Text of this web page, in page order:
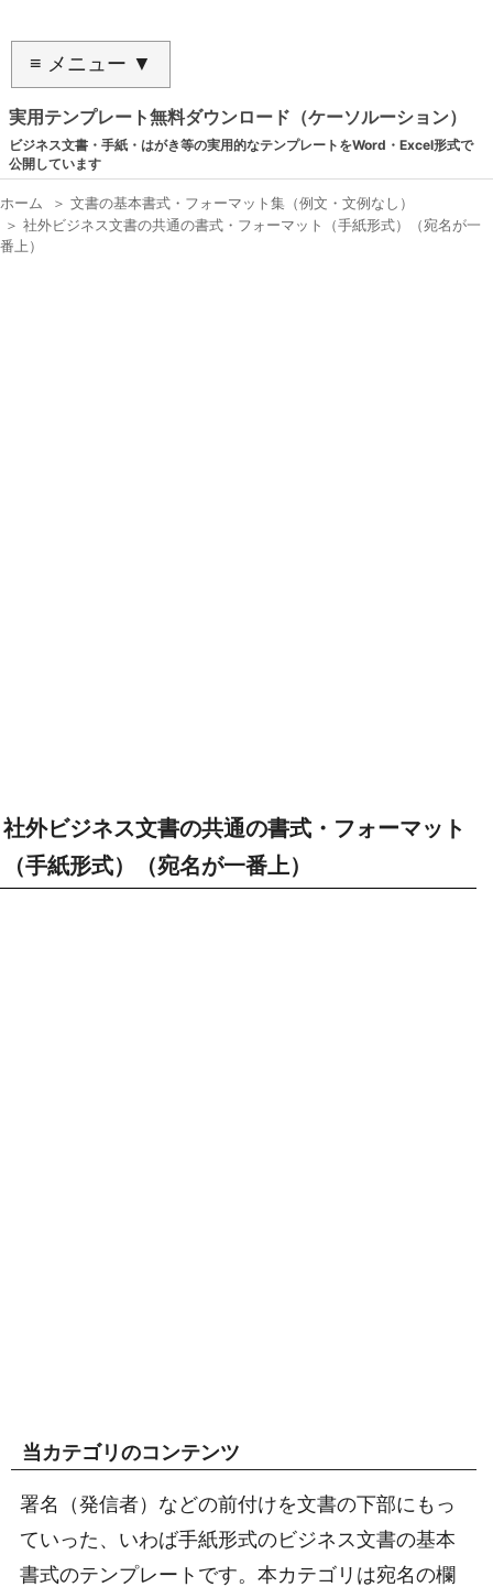
≡ メニュー ▼
実用テンプレート無料ダウンロード（ケーソルーション）
ビジネス文書・手紙・はがき等の実用的なテンプレートをWord・Excel形式で
公開しています
ホーム ＞ 文書の基本書式・フォーマット集（例文・文例なし）
＞ 社外ビジネス文書の共通の書式・フォーマット（手紙形式）（宛名が一
番上）
社外ビジネス文書の共通の書式・フォーマット
（手紙形式）（宛名が一番上）
当カテゴリのコンテンツ
署名（発信者）などの前付けを文書の下部にもっ
ていった、いわば手紙形式のビジネス文書の基本
書式のテンプレートです。本カテゴリは宛名の欄